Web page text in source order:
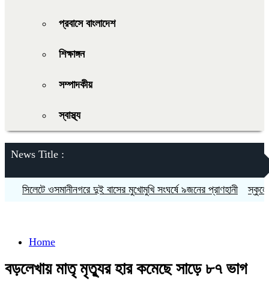
প্রবাসে বাংলাদেশ
শিক্ষাঙ্গন
সম্পাদকীয়
স্বাস্থ্য
News Title :
সিলেটে ওসমানীনগরে দুই বাসের মুখোমুখি সংঘর্ষে ৯জনের প্রাণহানী স্কুলে
Home
বড়লেখায় মাতৃ মৃত্যুর হার কমেছে সাড়ে ৮৭ ভাগ